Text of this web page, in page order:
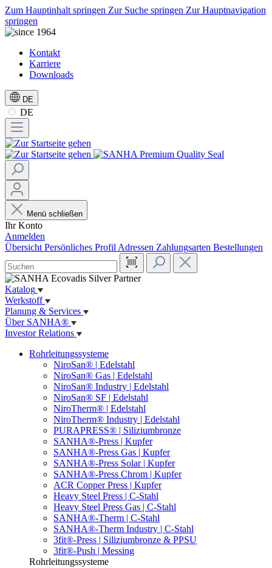
Zum Hauptinhalt springen Zur Suche springen Zur Hauptnavigation
springen
Kontakt
Karriere
Downloads
DE
DE
Menü schließen
Ihr Konto
Anmelden
Übersicht Persönliches Profil Adressen Zahlungsarten Bestellungen
Katalog
Werkstoff
Planung & Services
Über SANHA®
Investor Relations
Rohrleitungssysteme
NiroSan® | Edelstahl
NiroSan® Gas | Edelstahl
NiroSan® Industry | Edelstahl
NiroSan® SF | Edelstahl
NiroTherm® | Edelstahl
NiroTherm® Industry | Edelstahl
PURAPRESS® | Siliziumbronze
SANHA®-Press | Kupfer
SANHA®-Press Gas | Kupfer
SANHA®-Press Solar | Kupfer
SANHA®-Press Chrom | Kupfer
ACR Copper Press | Kupfer
Heavy Steel Press | C-Stahl
Heavy Steel Press Gas | C-Stahl
SANHA®-Therm | C-Stahl
SANHA®-Therm Industry | C-Stahl
3fit®-Press | Siliziumbronze & PPSU
3fit®-Push | Messing
Rohrleitungssysteme